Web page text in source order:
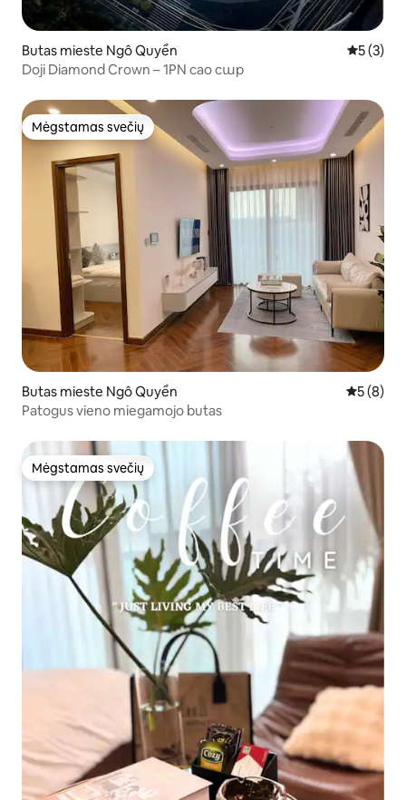
Butas mieste Ngô Quyền Vidutinis
5 (3)
Doji Diamond Crown – 1PN cao cաp
Mėgstamas svečių
Mėgstamas svečių
Butas mieste Ngô Quyền Vidutinis
5 (8)
Patogus vieno miegamojo butas
Mėgstamas svečių
Mėgstamas svečių